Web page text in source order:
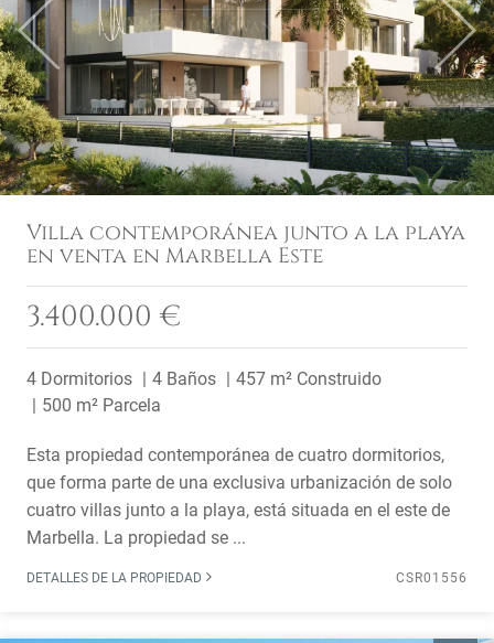
Previous Next
Villa contemporánea junto a la playa
en venta en Marbella Este
3.400.000 €
4 Dormitorios 4 Baños
457 m² Construido
500 m² Parcela
Esta propiedad contemporánea de cuatro dormitorios,
que forma parte de una exclusiva urbanización de solo
cuatro villas junto a la playa, está situada en el este de
Marbella. La propiedad se ...
DETALLES DE LA PROPIEDAD CSR01556